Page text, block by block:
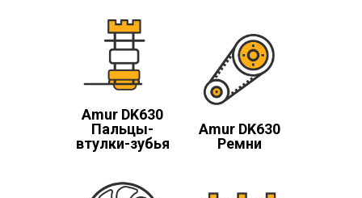
Amur DK630
Пальцы-
втулки-зубья
Amur DK630
Ремни